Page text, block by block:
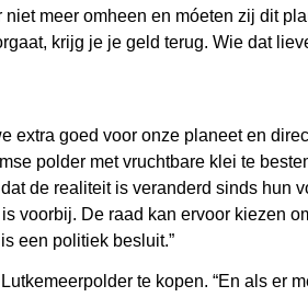
meer omheen en móeten zij dit
krijg je je geld terug. Wie dat
extra goed voor onze planeet en
polder met vruchtbare klei te
de realiteit is veranderd sinds hun
voorbij. De raad kan ervoor kiezen
een politiek besluit.”
te kopen. “En als er